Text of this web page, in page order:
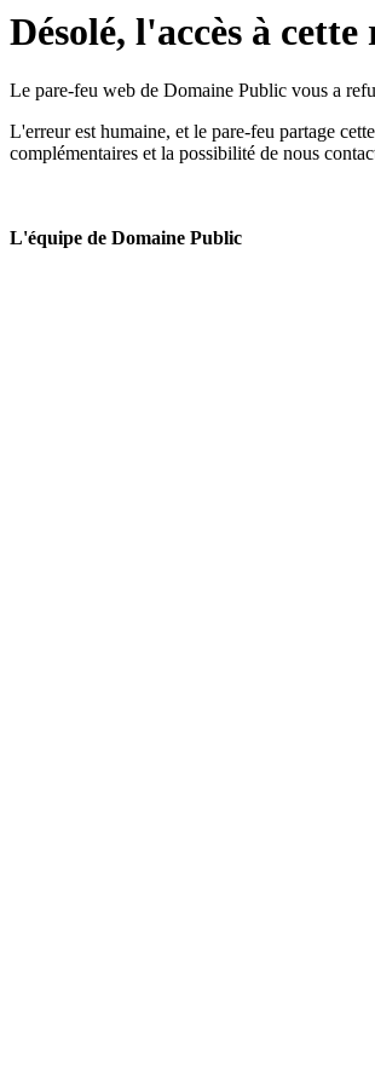
Désolé, l'accès à
Le pare-feu web de Domaine Public vous a
L'erreur est humaine, et le pare-feu partage
complémentaires et la possibilité de nous
L'équipe de Domaine Public